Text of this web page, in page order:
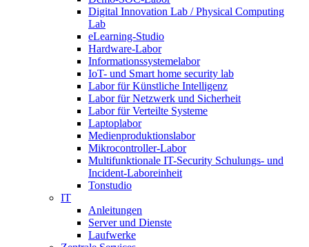
Digital Innovation Lab / Physical Computing
Lab
eLearning-Studio
Hardware-Labor
Informationssystemelabor
IoT- und Smart home security lab
Labor für Künstliche Intelligenz
Labor für Netzwerk und Sicherheit
Labor für Verteilte Systeme
Laptoplabor
Medienproduktionslabor
Mikrocontroller-Labor
Multifunktionale IT-Security Schulungs- und
Incident-Laboreinheit
Tonstudio
IT
Anleitungen
Server und Dienste
Laufwerke